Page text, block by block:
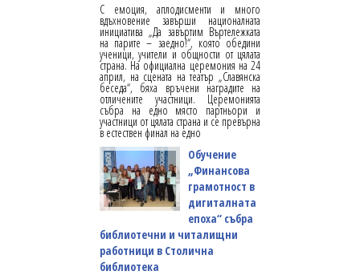
С емоция, аплодисменти и много
вдъхновение завърши националната
инициатива „Да завъртим Въртележката
на парите – заедно!“, която обедини
ученици, учители и общности от цялата
страна. На официална церемония на 24
април, на сцената на театър „Славянска
беседа“, бяха връчени наградите на
отличените участници. Церемонията
събра на едно място партньори и
участници от цялата страна и се превърна
в естествен финал на едно
Обучение
„Финансова
грамотност в
дигиталната
епоха“ събра
библиотечни и читалищни
работници в Столична
библиотека